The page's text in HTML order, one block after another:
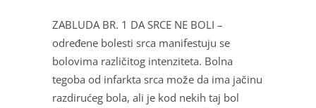
ZABLUDA BR. 1 DA SRCE NE BOLI –
određene bolesti srca manifestuju se
bolovima različitog intenziteta. Bolna
tegoba od infarkta srca može da ima jačinu
razdirućeg bola, ali je kod nekih taj bol